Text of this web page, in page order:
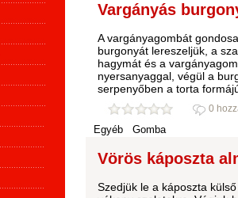
Vargányás
A vargányagombát
burgonyát lereszeljük, a
hagymát és a
nyersanyaggal, végül a
serpenyőben a torta
0
Egyéb
Gomba
Vörös káposzta
Szedjük le a káposzta